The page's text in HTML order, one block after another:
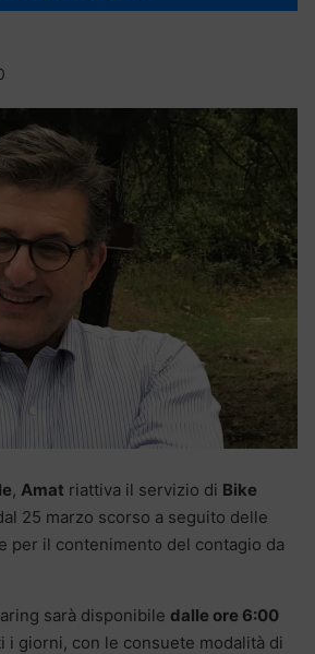
, Amat riattiva il servizio di Bike
25 marzo scorso a seguito delle
per il contenimento del contagio da
sarà disponibile dalle ore 6:00
i giorni, con le consuete modalità di